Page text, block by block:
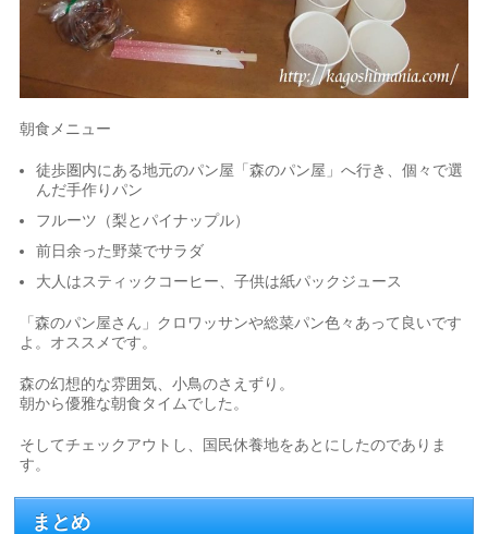
朝食メニュー
徒歩圏内にある地元のパン屋「森のパン屋」へ行き、個々で選
んだ手作りパン
フルーツ（梨とパイナップル）
前日余った野菜でサラダ
大人はスティックコーヒー、子供は紙パックジュース
「森のパン屋さん」クロワッサンや総菜パン色々あって良いです
よ。オススメです。
森の幻想的な雰囲気、小鳥のさえずり。
朝から優雅な朝食タイムでした。
そしてチェックアウトし、国民休養地をあとにしたのでありま
す。
まとめ